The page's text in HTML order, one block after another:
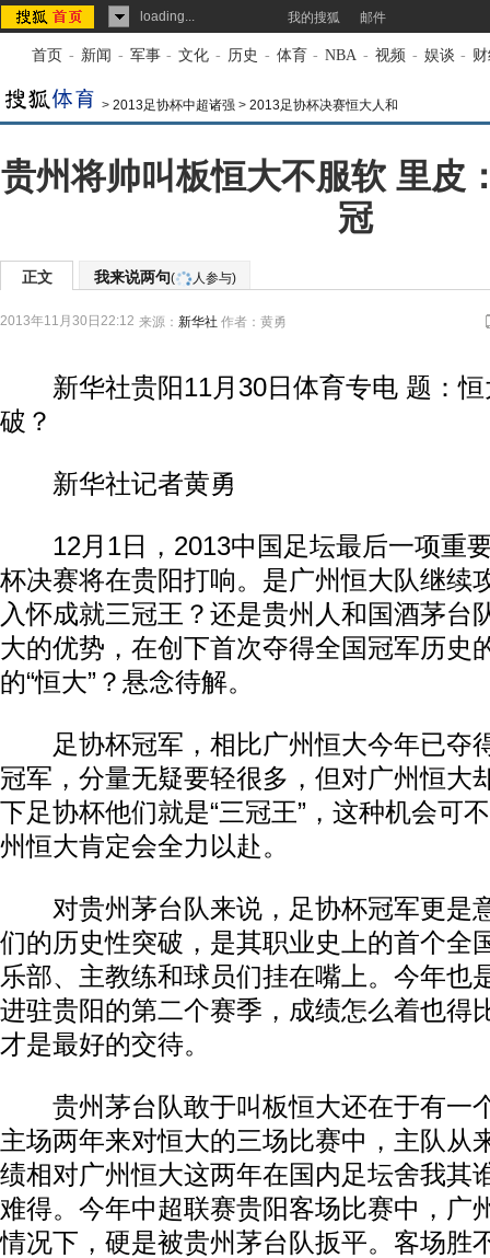
loading... 我的搜狐 邮件
首页 - 新闻 - 军事 - 文化 - 历史 - 体育 - NBA - 视频 - 娱谈 -
> 2013足协杯中超诸强 > 2013足协杯决赛恒大人和
贵州将帅叫板恒大不服软 里皮
冠
正文 我来说两句( 人参与)
2013年11月30日22:12 来源： 新华社 作者：黄勇
新华社贵阳11月30日体育专电 题：恒
破？
新华社记者黄勇
12月1日，2013中国足坛最后一项重
杯决赛将在贵阳打响。是广州恒大队继续
入怀成就三冠王？还是贵州人和国酒茅台
大的优势，在创下首次夺得全国冠军历史
的“恒大”？悬念待解。
足协杯冠军，相比广州恒大今年已夺
冠军，分量无疑要轻很多，但对广州恒大
下足协杯他们就是“三冠王”，这种机会可
州恒大肯定会全力以赴。
对贵州茅台队来说，足协杯冠军更是
们的历史性突破，是其职业史上的首个全
乐部、主教练和球员们挂在嘴上。今年也
进驻贵阳的第二个赛季，成绩怎么着也得
才是最好的交待。
贵州茅台队敢于叫板恒大还在于有一
主场两年来对恒大的三场比赛中，主队从
绩相对广州恒大这两年在国内足坛舍我其
难得。今年中超联赛贵阳客场比赛中，广
情况下，硬是被贵州茅台队扳平。客场胜